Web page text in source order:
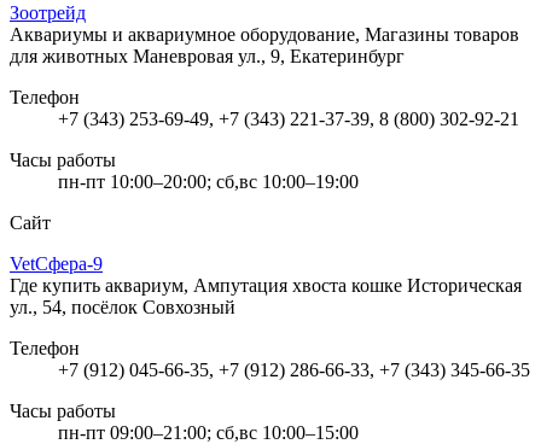
Зоотрейд
Аквариумы и аквариумное оборудование, Магазины товаров
для животных Маневровая ул., 9, Екатеринбург
Телефон
+7 (343) 253-69-49, +7 (343) 221-37-39, 8 (800) 302-92-21
Часы работы
пн-пт 10:00–20:00; сб,вс 10:00–19:00
Сайт
VetСфера-9
Где купить аквариум, Ампутация хвоста кошке Историческая
ул., 54, посёлок Совхозный
Телефон
+7 (912) 045-66-35, +7 (912) 286-66-33, +7 (343) 345-66-35
Часы работы
пн-пт 09:00–21:00; сб,вс 10:00–15:00